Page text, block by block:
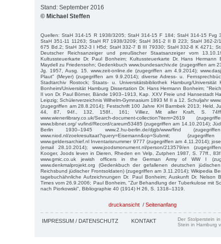
Stand: September 2016
© Michael Steffen
Quellen: StaH 314-15 R 1938/3205; StaH 314-15 F 184; StaH 314-15 Fvg
StaH 351-11 11263; StaH R7 1938/3209; StaH 361-2 II B 223; StaH 362-2/
675 Bd.2; StaH 352-3 I H5d; StaH 332-7 B III 79330; StaH 332-8 K 4271;
Deutscher Reichsanzeiger und preußischer Staatsanzeiger vom
Kultussteuerkarte Dr. Paul Bonheim; Kultussteuerkarte Dr. Hans Hermann
Maydell zu Friedensohn; Gedenkbuch www.bundesarchiv.de (zugegriffen am
Jg. 1957, Ausg. 15. www.zeit-online.de (zugegriffen am 4.9.2014);
Plaut" (Meyer) (zugegriffen am 9.9.2014); diverse Adress- u.
Stadtarchiv Rostock; Staats- u. Universitätsbibliothek Hamburg/Universität
Bonheim/Universität Hamburg Dissertation Dr. Hans Hermann Bonheim;
II von Dr. Paul Börner, Bände 1903–1913, Kap. XXV Freie und Hansestadt
Leipzig; Schülerverzeichnis Wilhelm-Gymnasium 1893 M II a 12. Schuljahr
(zugegriffen am 28.8.2014); Festschrift 100 Jahre KH Barmbek 2013; Held,
44, 87, 94f., 132, 158f., 161; Villiez, Mit aller Kraft, S.
www.wienerlibrary.co.uk/Search-document-collection?item=2619
www.bibnet.org/ vufind/Record/careum53485 (zugegriffen am 14.10.2014);
Berlin 1930–1945 www.2.hu-berlin.de/djgb/www/find
www.niod.nl/zoekresultaat?query=Eisemann&op=Submit;
www.geldersarchief.nl Inventarisnummer 9777 (zugegriffen am 4.11.2014);
(email 28.10.2014); www.joodsmonument.nl/person/213579/en
Kooger, Joods leven in Dieren, Rheden en Velp, Zutphen 1987, S. 77ff.,
www.gmic.co.uk jewish officers in the German Army of WW I
www.denkmalprojekt.org (Gedenkbuch der gefallenen deutschen
Reichsbund jüdischer Frontsoldaten) (zugegriffen am 3.11.2014); Wikipedia
tagebuchähnliche Aufzeichnungen Dr. Paul Bonheim; Auskunft Dr. Nelson
Times vom 26.9.2006; Paul Bonheim, "Zur Behandlung der Tuberkulose mit
nach Piorkowski", Bibliographie 40 (1914) H 26, S. 1318–1319.
druckansicht / Seitenanfang
IMPRESSUM / DATENSCHUTZ KONTAKT
Der Stolperstein
Stein in Hamburg